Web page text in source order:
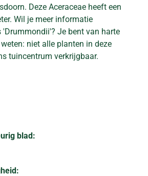
Deze Aceraceae heeft een
Wil je meer informatie
Je bent van harte
niet alle planten in deze
tuincentrum verkrijgbaar.
blad: